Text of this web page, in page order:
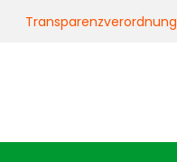
Transparenzverordnung